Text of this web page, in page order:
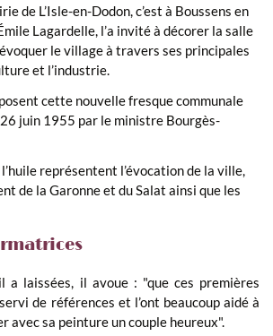
de L’Isle-en-Dodon, c’est à Boussens en
Lagardelle, l’a invité à décorer la salle
le village à travers ses principales
et l’industrie.
cette nouvelle fresque communale
juin 1955 par le ministre Bourgès-
représentent l’évocation de la ville,
de la Garonne et du Salat ainsi que les
a laissées, il avoue : "que ces premières
de références et l’ont beaucoup aidé à
avec sa peinture un couple heureux".